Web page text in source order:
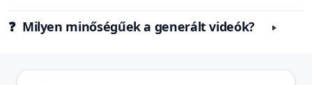
❓ Milyen minőségűek a generált videók?